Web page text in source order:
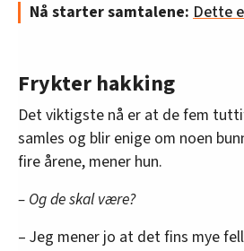
Nå starter samtalene: Dette
Frykter hakking
Det viktigste nå er at de fem
samles og blir enige om noen
fire årene, mener hun.
– Og de skal være?
– Jeg mener jo at det fins mye